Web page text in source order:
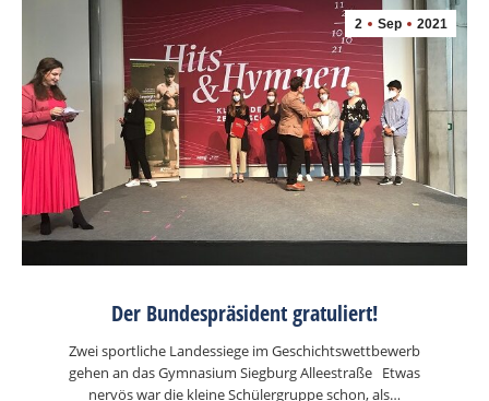
2 Sep 2021
Der Bundespräsident gratuliert!
Zwei sportliche Landessiege im Geschichtswettbewerb
gehen an das Gymnasium Siegburg Alleestraße Etwas
nervös war die kleine Schülergruppe schon, als…